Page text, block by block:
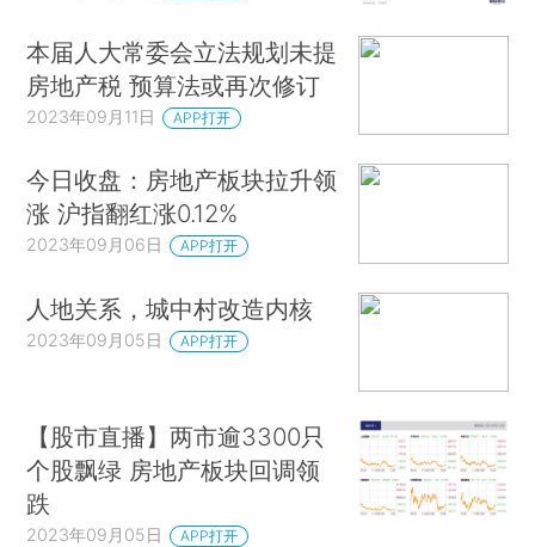
本届人大常委会立法规划未提
房地产税 预算法或再次修订
2023年09月11日 APP打开
今日收盘：房地产板块拉升领
涨 沪指翻红涨0.12%
2023年09月06日 APP打开
人地关系，城中村改造内核
2023年09月05日 APP打开
【股市直播】两市逾3300只
个股飘绿 房地产板块回调领
跌
2023年09月05日 APP打开